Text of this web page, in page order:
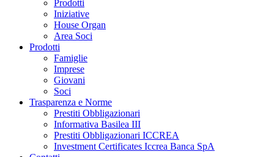
Prodotti
Iniziative
House Organ
Area Soci
Prodotti
Famiglie
Imprese
Giovani
Soci
Trasparenza e Norme
Prestiti Obbligazionari
Informativa Basilea III
Prestiti Obbligazionari ICCREA
Investment Certificates Iccrea Banca SpA